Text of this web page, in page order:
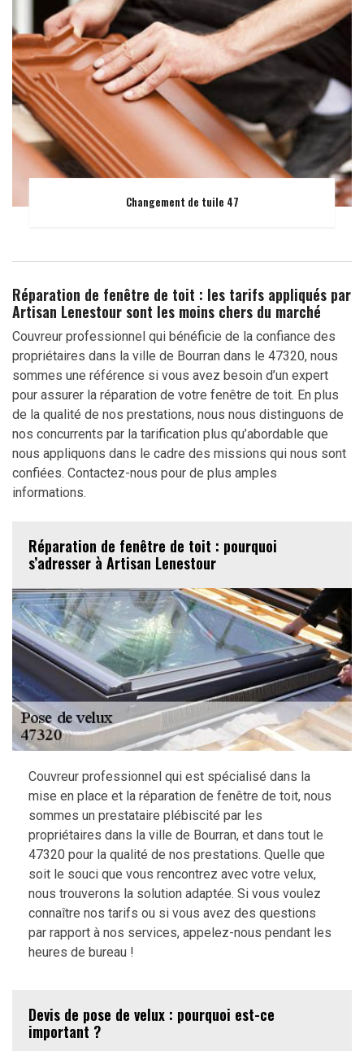
Changement de tuile 47
Réparation de fenêtre de toit : les tarifs appliqués par
Artisan Lenestour sont les moins chers du marché
Couvreur professionnel qui bénéficie de la confiance des
propriétaires dans la ville de Bourran dans le 47320, nous
sommes une référence si vous avez besoin d’un expert
pour assurer la réparation de votre fenêtre de toit. En plus
de la qualité de nos prestations, nous nous distinguons de
nos concurrents par la tarification plus qu’abordable que
nous appliquons dans le cadre des missions qui nous sont
confiées. Contactez-nous pour de plus amples
informations.
Réparation de fenêtre de toit : pourquoi
s’adresser à Artisan Lenestour
Couvreur professionnel qui est spécialisé dans la
mise en place et la réparation de fenêtre de toit, nous
sommes un prestataire plébiscité par les
propriétaires dans la ville de Bourran, et dans tout le
47320 pour la qualité de nos prestations. Quelle que
soit le souci que vous rencontrez avec votre velux,
nous trouverons la solution adaptée. Si vous voulez
connaître nos tarifs ou si vous avez des questions
par rapport à nos services, appelez-nous pendant les
heures de bureau !
Devis de pose de velux : pourquoi est-ce
important ?